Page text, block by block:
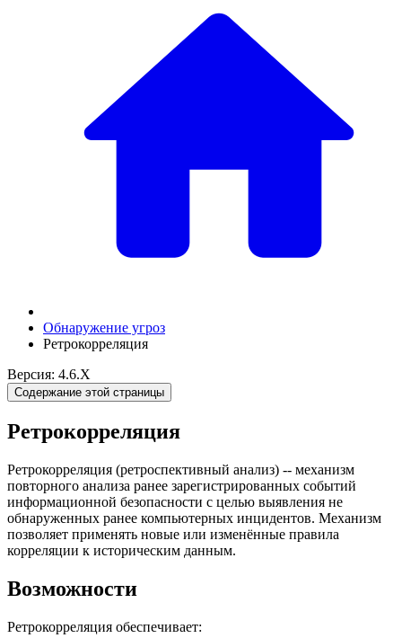
Обнаружение угроз
Ретрокорреляция
Версия: 4.6.X
Содержание этой страницы
Ретрокорреляция
Ретрокорреляция (ретроспективный анализ) -- механизм
повторного анализа ранее зарегистрированных событий
информационной безопасности с целью выявления не
обнаруженных ранее компьютерных инцидентов. Механизм
позволяет применять новые или изменённые правила
корреляции к историческим данным.
Возможности
Ретрокорреляция обеспечивает: